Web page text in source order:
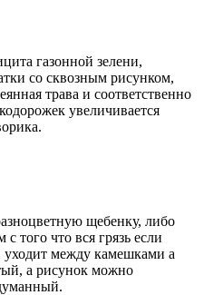
газонной зелени,
со сквозным рисунком,
трава и соответственно
увеличивается
щебенку, либо
того что вся грязь если
между камешками а
а рисунок можно